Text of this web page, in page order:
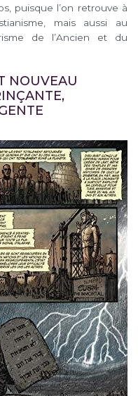
puisque l’on retrouve à
mais aussi au
de l’Ancien et du
NOUVEAU